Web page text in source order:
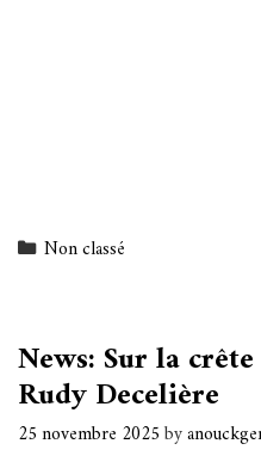
Categories
Non classé
News: Sur la
Rudy Decelière
25 novembre 2025by